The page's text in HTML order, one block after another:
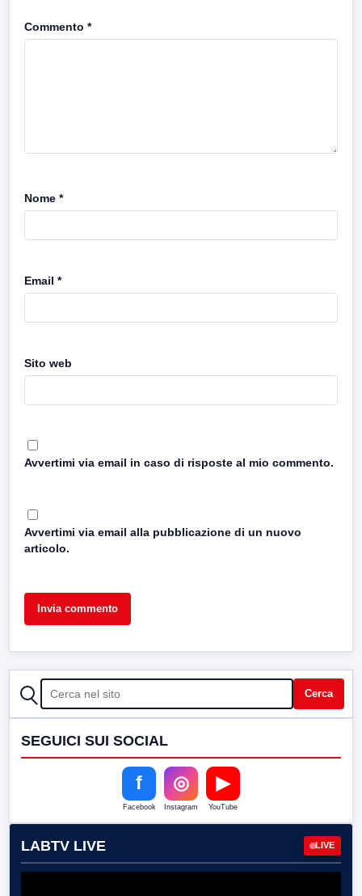
Commento *
Nome *
Email *
Sito web
Avvertimi via email in caso di risposte al mio commento.
Avvertimi via email alla pubblicazione di un nuovo
articolo.
CERCA Cerca
SEGUICI SUI SOCIAL
f
Facebook
◎
Instagram
▶
YouTube
LABTV LIVE LIVE